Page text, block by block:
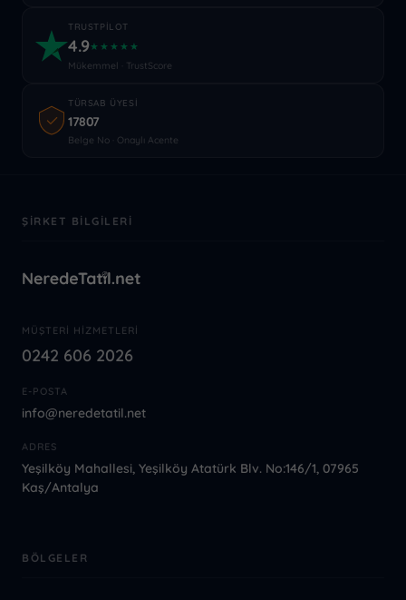
TRUSTPILOT
4.9★★★★★
Mükemmel · TrustScore
TÜRSAB ÜYESI
17807
Belge No · Onaylı Acente
ŞIRKET BILGILERI
MÜŞTERI HIZMETLERI
0242 606 2026
E-POSTA
info@neredetatil.net
ADRES
Yeşilköy Mahallesi, Yeşilköy Atatürk Blv. No:146/1, 07965
Kaş/Antalya
BÖLGELER